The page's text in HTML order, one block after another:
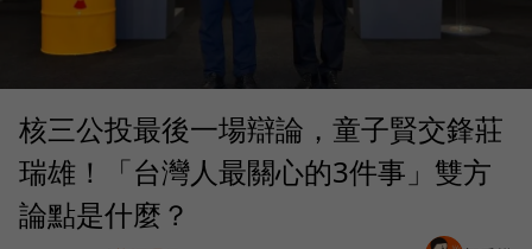
核三公投最後一場辯論，童子賢交鋒莊
瑞雄！「台灣人最關心的3件事」雙方
論點是什麼？